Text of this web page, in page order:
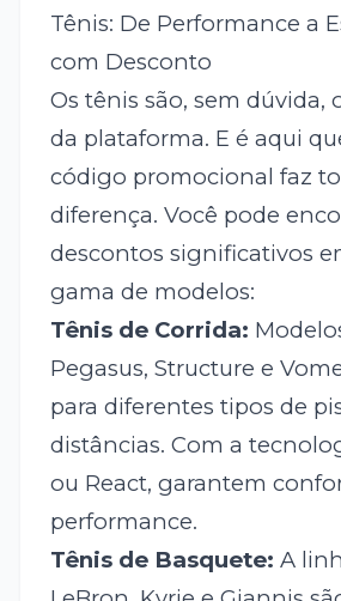
Tênis: De Performance a
com Desconto
Os tênis são, sem dúvida,
da plataforma. E é aqui
código promocional faz
diferença. Você pode
descontos significativos
gama de modelos:
Tênis de Corrida:
Pegasus, Structure e
para diferentes tipos de
distâncias. Com a
ou React, garantem
performance.
Tênis de Basquete: A